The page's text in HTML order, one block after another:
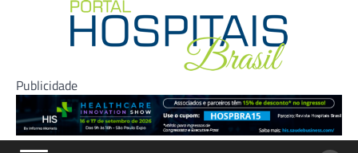
Publicidade